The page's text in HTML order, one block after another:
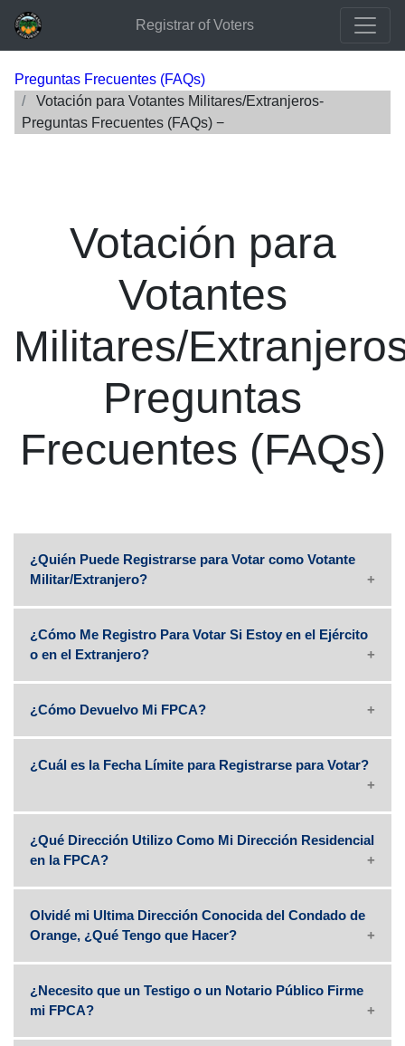
Registrar of Voters
Preguntas Frecuentes (FAQs)
Votación para Votantes Militares/Extranjeros-
Preguntas Frecuentes (FAQs)
Votación para
Votantes
Militares/
Preguntas
Frecuentes (FAQs)
¿Quién Puede Registrarse para Votar como Votante
Militar/Extranjero?
ayudarte ofrecemos un portal en línea para
militares y votantes estadounidenses que viven
en el extranjero.
¿Cómo Me Registro Para Votar Si Estoy en el Ejército
o en el Extranjero?
¿Cómo Devuelvo Mi FPCA?
¿Cuál es la Fecha Límite para Registrarse para Votar?
¿Qué Dirección Utilizo Como Mi Dirección Residencial
en la FPCA?
Olvidé mi Ultima Dirección Conocida del Condado de
Orange, ¿Qué Tengo que Hacer?
¿Necesito que un Testigo o un Notario Público Firme
mi FPCA?